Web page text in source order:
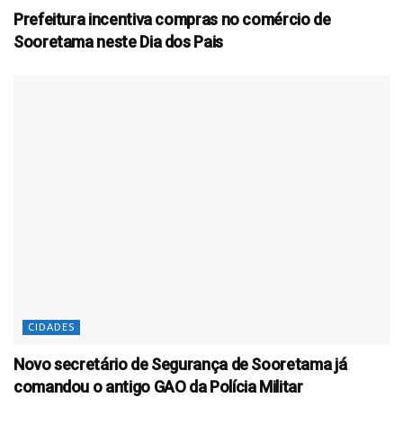
Prefeitura incentiva compras no comércio de
Sooretama neste Dia dos Pais
CIDADES
Novo secretário de Segurança de Sooretama já
comandou o antigo GAO da Polícia Militar